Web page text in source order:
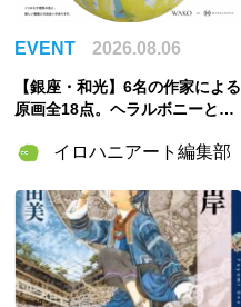
EVENT 2026.08.06
【銀座・和光】6名の作家による
原画全18点。ヘラルボニーとの
6」8月6日開催
イロハニアート編集部